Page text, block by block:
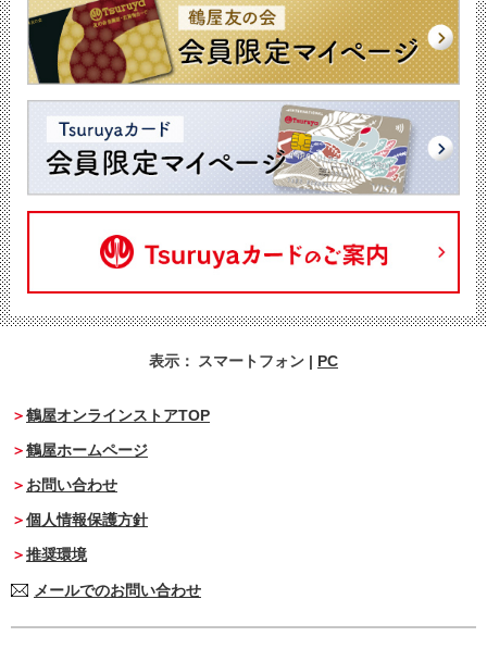
表示： スマートフォン | PC
鶴屋オンラインストアTOP
鶴屋ホームページ
お問い合わせ
個人情報保護方針
推奨環境
メールでのお問い合わせ